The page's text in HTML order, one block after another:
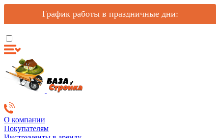
График работы в праздничные дни:
О компании
Покупателям